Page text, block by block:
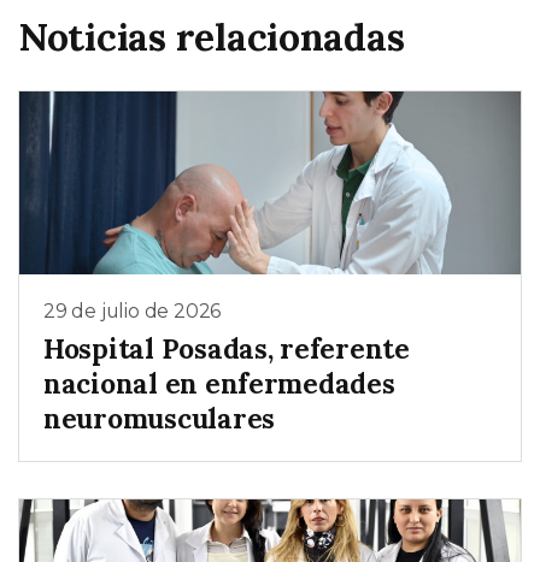
Noticias relacionadas
29 de julio de 2026
Hospital Posadas, referente
nacional en enfermedades
neuromusculares